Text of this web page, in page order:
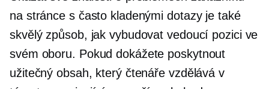
na stránce s často kladenými dotazy je také
skvělý způsob, jak vybudovat vedoucí pozici ve
svém oboru. Pokud dokážete poskytnout
užitečný obsah, který čtenáře vzdělává v